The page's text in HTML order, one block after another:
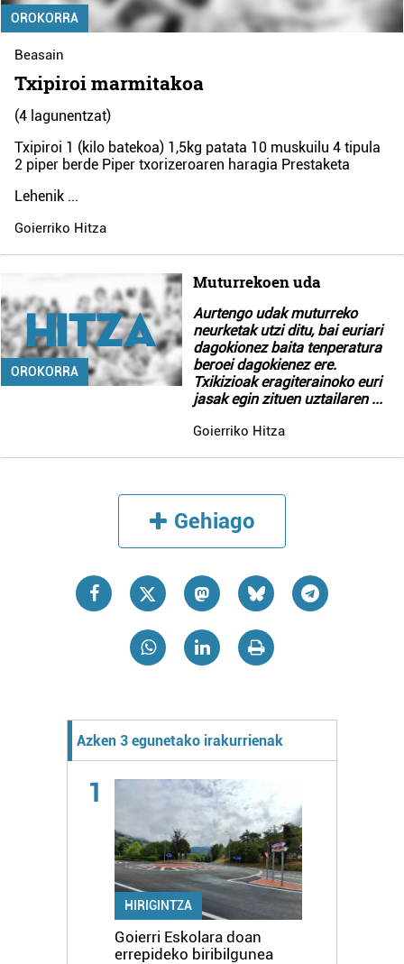
OROKORRA
Beasain
Txipiroi marmitakoa
(4 lagunentzat)
Txipiroi 1 (kilo batekoa) 1,5kg patata 10 muskuilu 4 tipula
2 piper berde Piper txorizeroaren haragia Prestaketa
Lehenik ...
Goierriko Hitza
OROKORRA
Muturrekoen uda
Aurtengo udak muturreko
neurketak utzi ditu, bai euriari
dagokionez baita tenperatura
beroei dagokienez ere.
Txikizioak eragiterainoko euri
jasak egin zituen uztailaren...
Goierriko Hitza
Gehiago
Azken 3 egunetako irakurrienak
1
HIRIGINTZA
Goierri Eskolara doan
errepideko biribilgunea